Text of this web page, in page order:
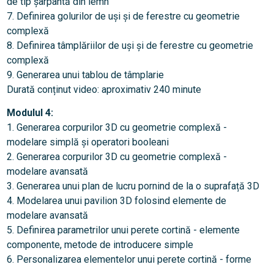
7. Definirea golurilor de uși și de ferestre cu geometrie
complexă
8. Definirea tâmplăriilor de uși și de ferestre cu geometrie
complexă
9. Generarea unui tablou de tâmplarie
Durată conținut video: aproximativ 240 minute
Modulul 4:
1. Generarea corpurilor 3D cu geometrie complexă -
modelare simplă și operatori booleani
2. Generarea corpurilor 3D cu geometrie complexă -
modelare avansată
3. Generarea unui plan de lucru pornind de la o suprafață 3D
4. Modelarea unui pavilion 3D folosind elemente de
modelare avansată
5. Definirea parametrilor unui perete cortină - elemente
componente, metode de introducere simple
6. Personalizarea elementelor unui perete cortină - forme